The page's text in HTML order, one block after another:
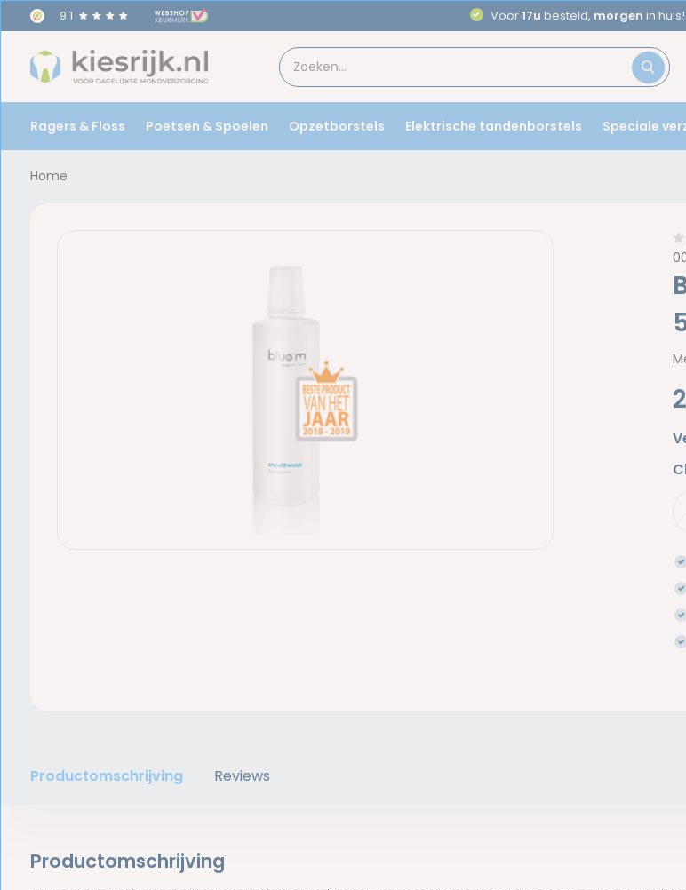
9.1 Voor17u besteld, morgen in huis!
Ragers & Floss Poetsen & Spoelen Opzetborstels Elektrische tandenborstels Speciale
Home
0
Productomschrijving Reviews
Productomschrijving